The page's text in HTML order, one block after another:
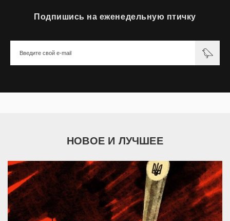
Подпишись на еженедельную птичку
НОВОЕ И ЛУЧШЕЕ